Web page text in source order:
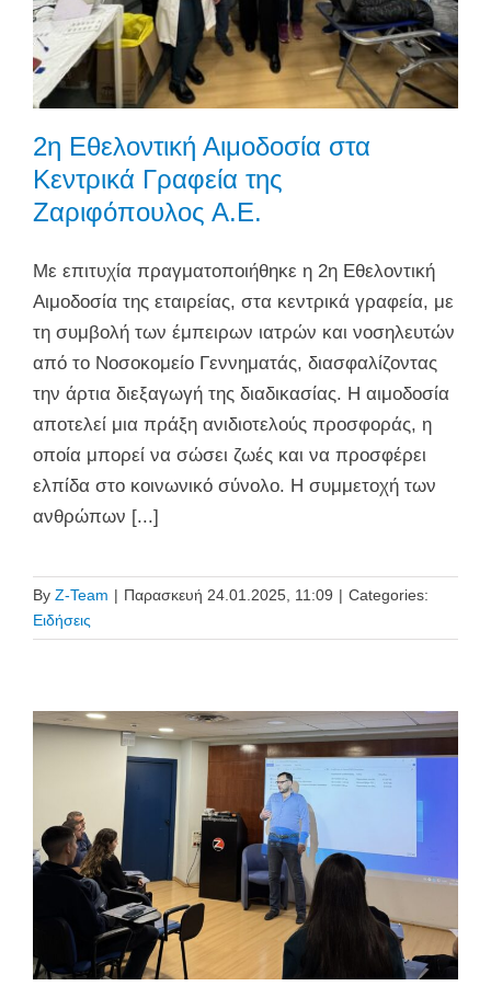
2η Εθελοντική Αιμοδοσία στα
Κεντρικά Γραφεία της
Ζαριφόπουλος Α.Ε.
Με επιτυχία πραγματοποιήθηκε η 2η Εθελοντική
Αιμοδοσία της εταιρείας, στα κεντρικά γραφεία, με
τη συμβολή των έμπειρων ιατρών και νοσηλευτών
από το Νοσοκομείο Γεννηματάς, διασφαλίζοντας
την άρτια διεξαγωγή της διαδικασίας. Η αιμοδοσία
αποτελεί μια πράξη ανιδιοτελούς προσφοράς, η
οποία μπορεί να σώσει ζωές και να προσφέρει
ελπίδα στο κοινωνικό σύνολο. Η συμμετοχή των
ανθρώπων [...]
By Z-Team | Παρασκευή 24.01.2025, 11:09 | Categories:
Ειδήσεις